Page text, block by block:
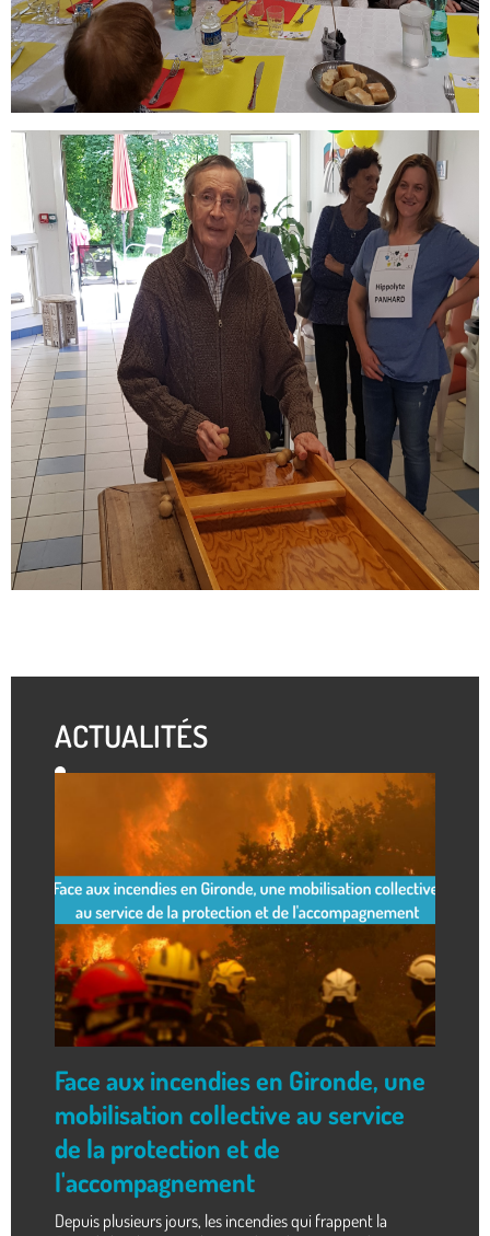
ACTUALITÉS
Face aux incendies en Gironde, une
mobilisation collective au service
de la protection et de
l'accompagnement
Depuis plusieurs jours, les incendies qui frappent la